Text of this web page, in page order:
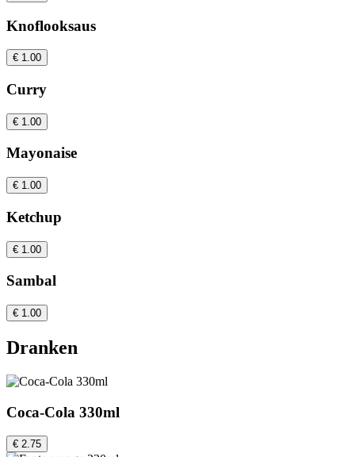
Knoflooksaus
€ 1.00
Curry
€ 1.00
Mayonaise
€ 1.00
Ketchup
€ 1.00
Sambal
€ 1.00
Dranken
Coca-Cola 330ml
€ 2.75